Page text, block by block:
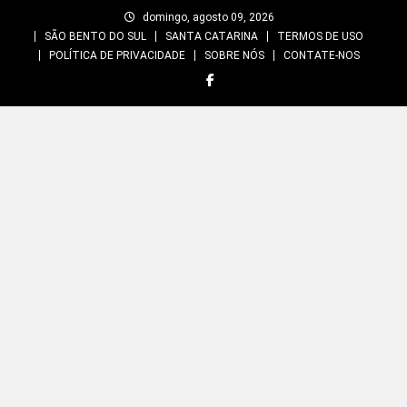
domingo, agosto 09, 2026
SÃO BENTO DO SUL
SANTA CATARINA
TERMOS DE USO
POLÍTICA DE PRIVACIDADE
SOBRE NÓS CONTATE-NOS